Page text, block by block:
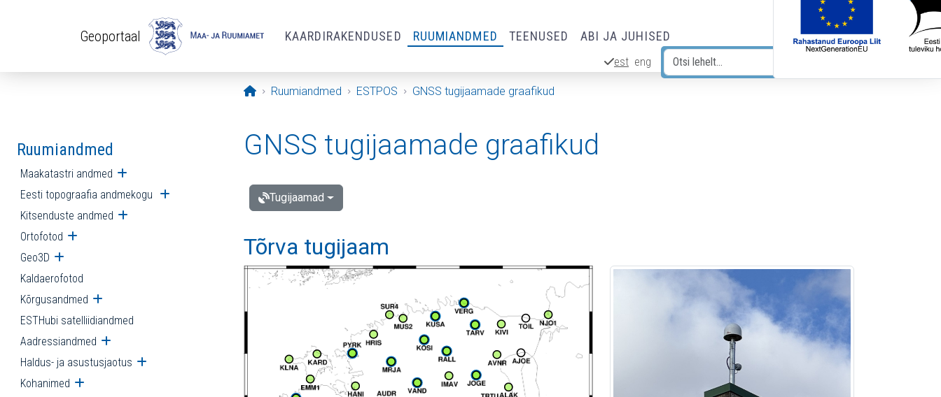
Geoportaal KAARDIRAKENDUSED RUUMIANDMED TEENUSED ABI JA JUHISED
est eng
Avaleht
Ruumiandmed ESTPOS GNSS tugijaamade graafikud
Ruumiandmed
Maakatastri andmed Ava alammenüü
Eesti topograafia andmekogu Ava alammenüü
Kitsenduste andmed Ava alammenüü
Ortofotod Ava alammenüü
Geo3D Ava alammenüü
Kaldaerofotod
Kõrgusandmed Ava alammenüü
ESTHubi satelliidiandmed
Aadressiandmed Ava alammenüü
Haldus- ja asustusjaotus Ava alammenüü
Kohanimed Ava alammenüü
GNSS tugijaamade graafikud
Tugijaamad
Tõrva tugijaam